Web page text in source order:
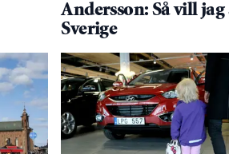
Andersson: Så vill jag
Sverige